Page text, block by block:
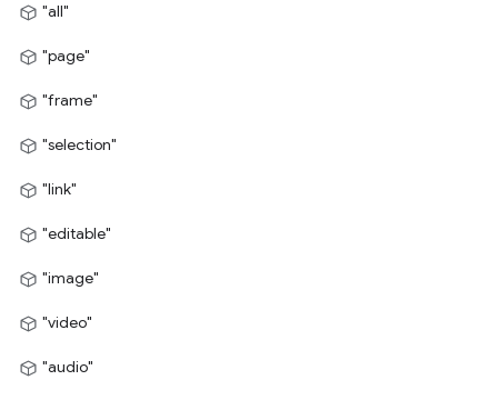
"all"
"page"
"frame"
"selection"
"link"
"editable"
"image"
"video"
"audio"